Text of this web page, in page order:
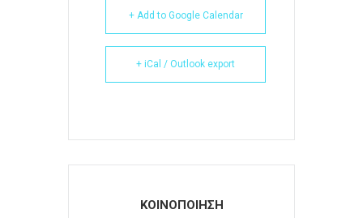
+ Add to Google Calendar
+ iCal / Outlook export
ΚΟΙΝΟΠΟΙΗΣΗ